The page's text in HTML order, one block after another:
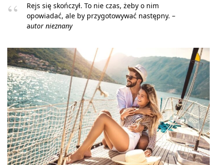
Rejs się skończył. To nie czas, żeby o nim
opowiadać, ale by przygotowywać następny. –
autor nieznany